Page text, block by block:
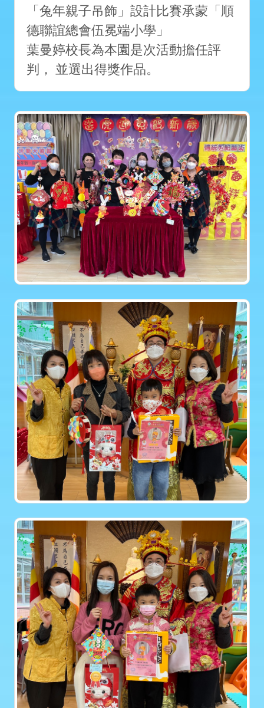
「兔年親子吊飾」設計比賽承蒙「順
德聯誼總會伍冕端小學」
葉曼婷校長為本園是次活動擔任評
判， 並選出得獎作品。